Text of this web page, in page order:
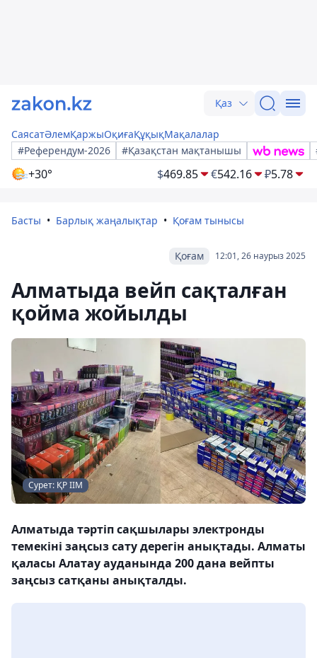
Қаз
СаясатӘлемҚаржыОқиғаҚұқықМақалалар
#Референдум-2026
#Қазақстан мақтанышы
+30° $469.85 €542.16 ₽5.78
Басты Барлық жаңалықтар Қоғам тынысы
12:01, 26 наурыз 2025
Қоғам
Алматыда вейп сақталған
қойма жойылды
Сурет: ҚР ІІМ
Алматыда тәртіп сақшылары электронды
темекіні заңсыз сату дерегін анықтады. Алматы
қаласы Алатау ауданында 200 дана вейпты
заңсыз сатқаны анықталды.